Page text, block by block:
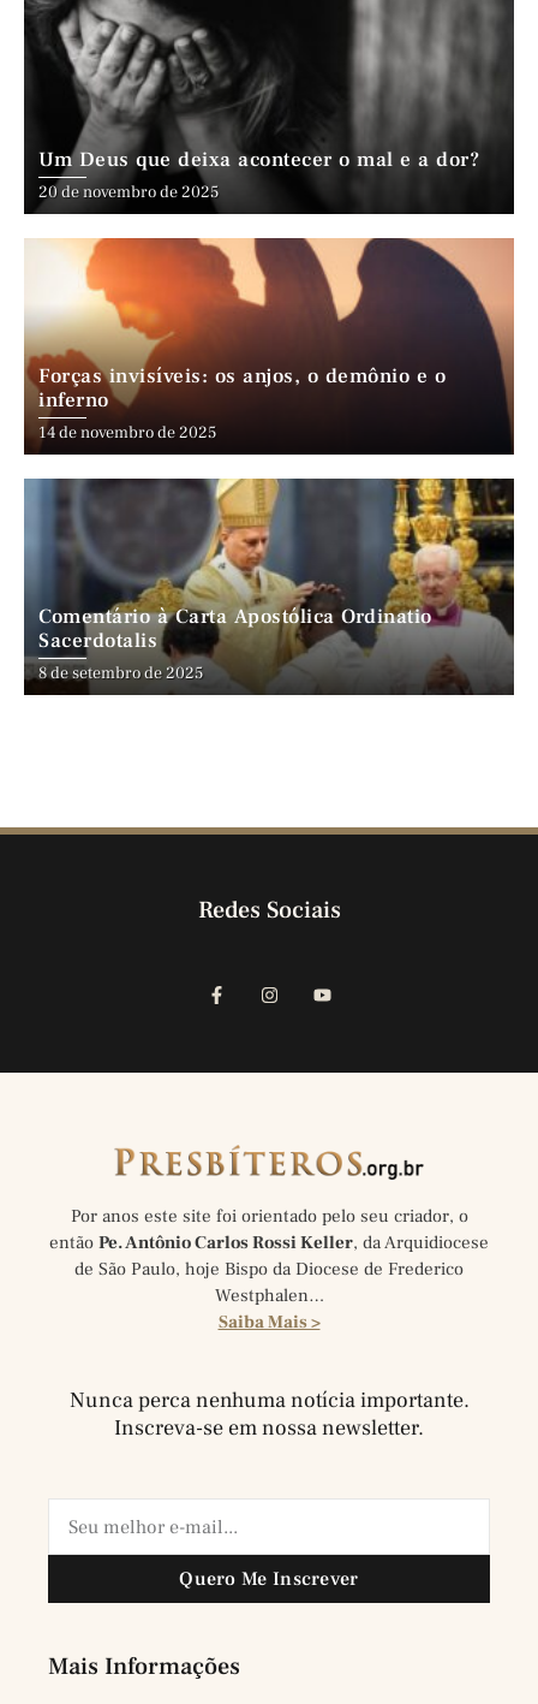
Um Deus que deixa acontecer o mal e a dor?
20 de novembro de 2025
Forças invisíveis: os anjos, o demônio e o
inferno
14 de novembro de 2025
Comentário à Carta Apostólica Ordinatio
Sacerdotalis
8 de setembro de 2025
Redes Sociais
Por anos este site foi orientado pelo seu criador, o
então Pe. Antônio Carlos Rossi Keller, da Arquidiocese
de São Paulo, hoje Bispo da Diocese de Frederico
Westphalen…
Saiba Mais >
Nunca perca nenhuma notícia importante.
Inscreva-se em nossa newsletter.
Quero Me Inscrever
Mais Informações